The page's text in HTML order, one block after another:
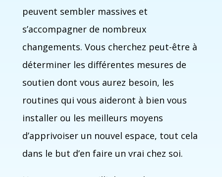
peuvent sembler massives et
s’accompagner de nombreux
changements. Vous cherchez peut-être à
déterminer les différentes mesures de
soutien dont vous aurez besoin, les
routines qui vous aideront à bien vous
installer ou les meilleurs moyens
d’apprivoiser un nouvel espace, tout cela
dans le but d’en faire un vrai chez soi.